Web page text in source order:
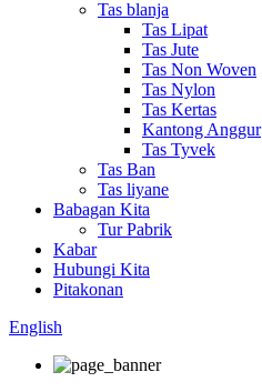
Tas blanja
Tas Lipat
Tas Jute
Tas Non Woven
Tas Nylon
Tas Kertas
Kantong Anggur
Tas Tyvek
Tas Ban
Tas liyane
Babagan Kita
Tur Pabrik
Kabar
Hubungi Kita
Pitakonan
English